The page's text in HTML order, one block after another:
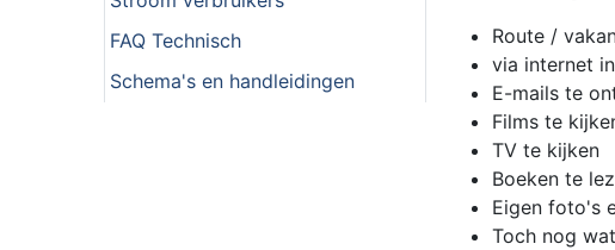
FAQ Technisch
Schema's en handleidingen
Route /
via internet
E-mails te
Films te
TV te kijken
Boeken te
Eigen foto's
Toch nog